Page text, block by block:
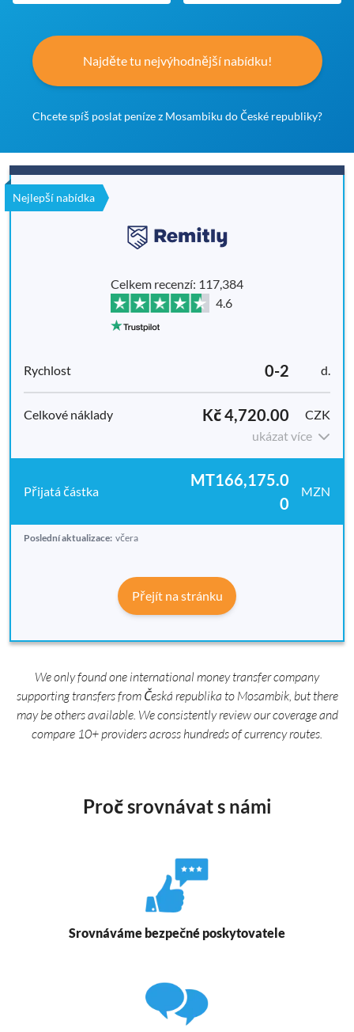
Najděte tu nejvýhodnější nabídku!
Chcete spíš poslat peníze z Mosambiku do České republiky?
Nejlepší nabídka
Celkem recenzí: 117,384
4.6
0-2 d.
Kč 4,720.00
CZK
ukázat více
MT166,175.0
0
MZN
Poslední aktualizace: včera
Přejít na stránku
We only found one international money transfer company
supporting transfers from Česká republika to Mosambik, but there
may be others available. We consistently review our coverage and
compare 10+ providers across hundreds of currency routes.
Proč srovnávat s námi
Srovnáváme bezpečné poskytovatele